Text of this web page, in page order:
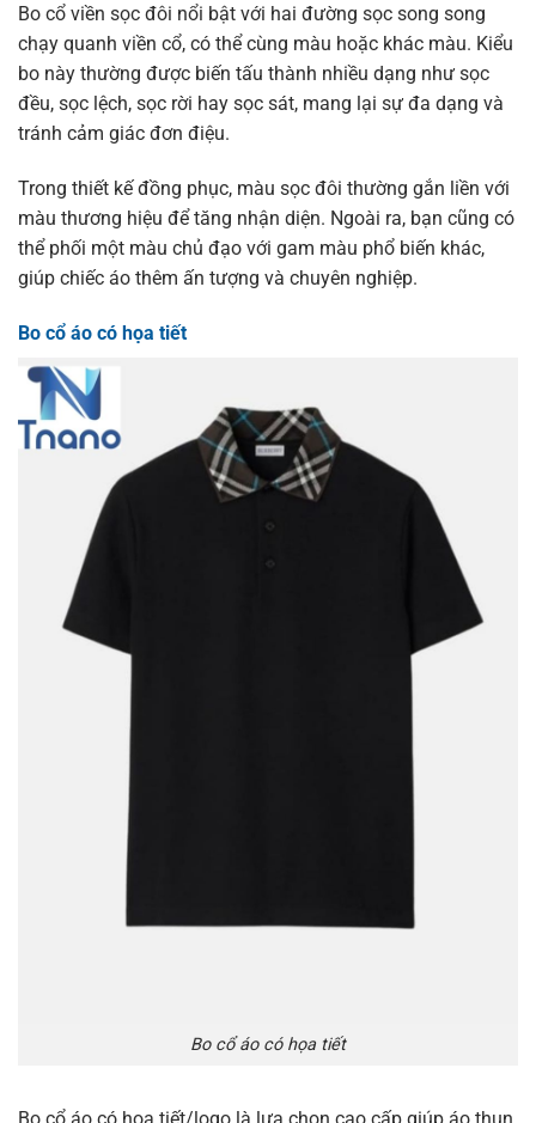
Bo cổ viền sọc đôi nổi bật với hai đường sọc song song
chạy quanh viền cổ, có thể cùng màu hoặc khác màu. Kiểu
bo này thường được biến tấu thành nhiều dạng như sọc
đều, sọc lệch, sọc rời hay sọc sát, mang lại sự đa dạng và
tránh cảm giác đơn điệu.
Trong thiết kế đồng phục, màu sọc đôi thường gắn liền với
màu thương hiệu để tăng nhận diện. Ngoài ra, bạn cũng có
thể phối một màu chủ đạo với gam màu phổ biến khác,
giúp chiếc áo thêm ấn tượng và chuyên nghiệp.
Bo cổ áo có họa tiết
Bo cổ áo có họa tiết